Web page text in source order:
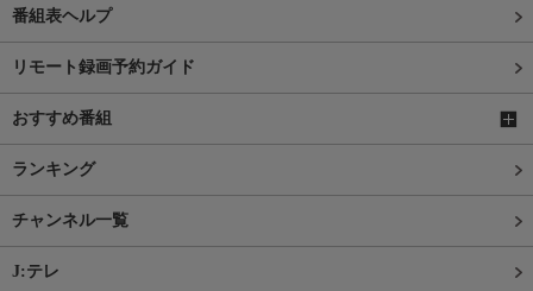
番組表ヘルプ
リモート録画予約ガイド
おすすめ番組
ランキング
チャンネル一覧
J:テレ